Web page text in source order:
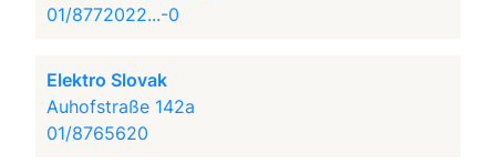
01/8772022...-0
Elektro Slovak
Auhofstraße 142a
01/8765620